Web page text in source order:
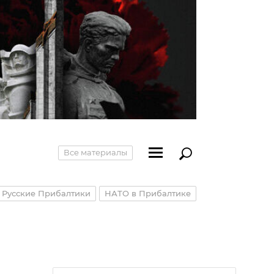
Все материалы
Русские Прибалтики НАТО в Прибалтике